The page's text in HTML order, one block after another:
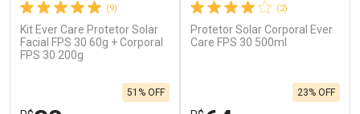
Ativar Desconto
Comprar sem Desconto
Ativar Desconto
(9)
Kit Ever Care Protetor Solar
Facial FPS 30 60g + Corporal
FPS 30 200g
51% OFF
(2)
Protetor Solar Corporal Ever
Care FPS 30 500ml
23% OFF